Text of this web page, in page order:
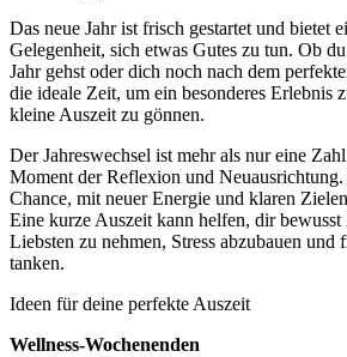
Das neue Jahr ist frisch gestartet und bietet
Gelegenheit, sich etwas Gutes zu tun. Ob
Jahr gehst oder dich noch nach dem
die ideale Zeit, um ein besonderes Erlebnis
kleine Auszeit zu gönnen.
Der Jahreswechsel ist mehr als nur eine
Moment der Reflexion und
Chance, mit neuer Energie und klaren
Eine kurze Auszeit kann helfen, dir
Liebsten zu nehmen, Stress abzubauen und
tanken.
Ideen für deine perfekte Auszeit
Wellness-Wochenenden